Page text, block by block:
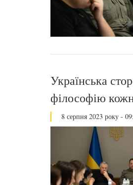
Українська
філософію
8 серпня 2023 року -